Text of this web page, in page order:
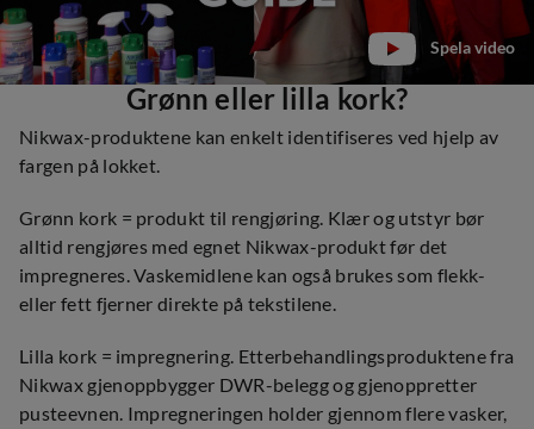
Spela video
Grønn eller lilla kork?
Nikwax-produktene kan enkelt identifiseres ved hjelp av
fargen på lokket.
Grønn kork = produkt til rengjøring. Klær og utstyr bør
alltid rengjøres med egnet Nikwax-produkt før det
impregneres. Vaskemidlene kan også brukes som flekk-
eller fett fjerner direkte på tekstilene.
Lilla kork = impregnering. Etterbehandlingsproduktene fra
Nikwax gjenoppbygger DWR-belegg og gjenoppretter
pusteevnen. Impregneringen holder gjennom flere vasker,